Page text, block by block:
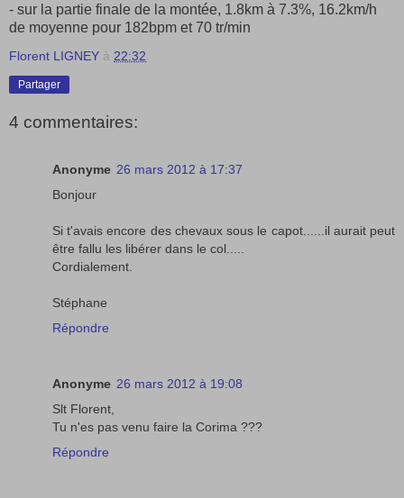
- sur la partie finale de la montée, 1.8km à 7.3%, 16.2km/h
de moyenne pour 182bpm et 70 tr/min
Florent LIGNEY à 22:32
Partager
4 commentaires:
Anonyme 26 mars 2012 à 17:37
Bonjour
Si t'avais encore des chevaux sous le capot......il aurait peut
être fallu les libérer dans le col.....
Cordialement.
Stéphane
Répondre
Anonyme 26 mars 2012 à 19:08
Slt Florent,
Tu n'es pas venu faire la Corima ???
Répondre